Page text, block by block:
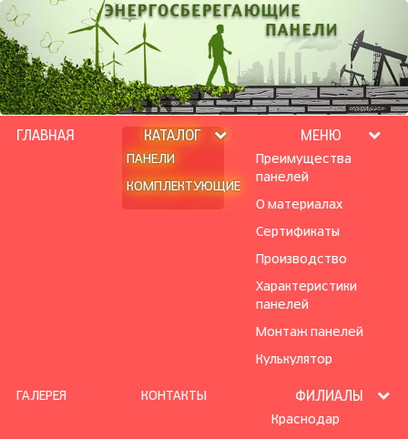
ГЛАВНАЯ КАТАЛОГ
ПАНЕЛИ
КОМПЛЕКТУЮЩИЕ
МЕНЮ
Преимущества
панелей
О материалах
Сертификаты
Производство
Характеристики
панелей
Монтаж панелей
Кулькулятор
ГАЛЕРЕЯ КОНТАКТЫ ФИЛИАЛЫ
Краснодар